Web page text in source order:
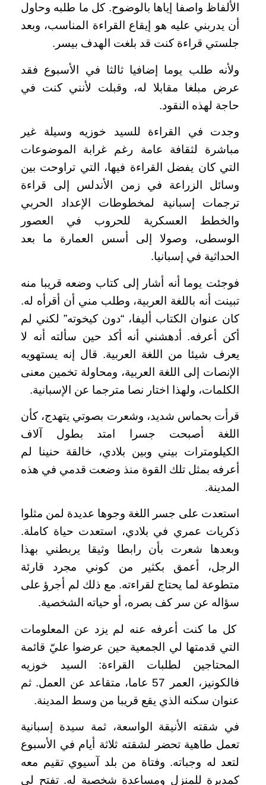
الألفاظ واصفا إياها بالوضوح. كل ما طلبه وحاول
أن يدربني عليه هو إيقاع القراءة المناسب، وبعد
جلستي قراءة كنت قد بلغت الهدف بيسر.
ولأنه طلب يوما إضافيا ثالثا في الأسبوع فقد
عرض مبلغا مقابلا له، وقبلت لأنني كنت في
حاجة لهذه النقود.
وجدت في القراءة للسيد خوزيه وسيلة غير
مباشرة لثقافة عامة رغم غرابة الموضوعات
التي كان يفضل القراءة فيها، التي تراوحت بين
وسائل الزراعة في زمن الأندلس إلى قراءة
ترجمات إسبانية لمخطوطات الإعداد الحربي
والخطط العسكرية للحروب في العصور
الوسطى، وصولا إلى أسس العمارة ما بعد
الحداثية في إسبانيا.
فوجئت يوما أنه أشار إلى كتاب وضعه قريبا منه
تبينت أنه باللغة العربية، وطلب مني أن أقرأه له.
كان عنوان الكتاب أليفا، “دون كيخوته” لكني لم
أكن أعرفه. أدهشني أنه أكد حين سألته أنه لا
يعرف شيئا من اللغة العربية. قال إنه يستهويه
الإنصات إلى اللغة العربية، ومحاولة تخمين معنى
الكلمات، ولهذا اختار نصا مترجما عن الإسبانية.
قرأت بحماس شديد، وشعرت بصوتي يتهدج، كأن
اللغة أصبحت جسرا امتد بطول آلاف
الكيلومترات بيني وبين بلادي، خالقة حنينا لم
أعرفه بمثل تلك القوة منذ وضعت قدمي في هذه
المدينة.
استعدت على جسر اللغة وجوها عديدة لمن مثلوا
ذكريات عمري في بلادي، استعدت حياة كاملة.
وبعدها شعرت بأن رابطا وثيقا يربطني بهذا
الرجل، أعمق بكثير من كوني مجرد قارئة
متطوعة لما يحتاج لقراءته. مع ذلك لم أجرؤ على
سؤاله عن سر كف بصره، أو حياته الشخصية.
كل ما كنت أعرفه عنه لم يزد عن المعلومات
التي قدمتها لي الجمعية حين عرضوا عليّ قائمة
المحتاجين لطلبات القراءة: السيد خوزيه
فالكونيز، العمر 57 عاما، متقاعد عن العمل. ثم
عنوان سكنه الذي يقع قريبا من وسط المدينة.
في شقته الأنيقة الواسعة، ثمة سيدة إسبانية
تعمل طاهية تحضر لشقته ثلاثة أيام في الأسبوع
لتعد له وجباته. وفتاة من بلد آسيوي تقيم معه
كمديرة للمنزل ومساعدة شخصية له. تفتح لي